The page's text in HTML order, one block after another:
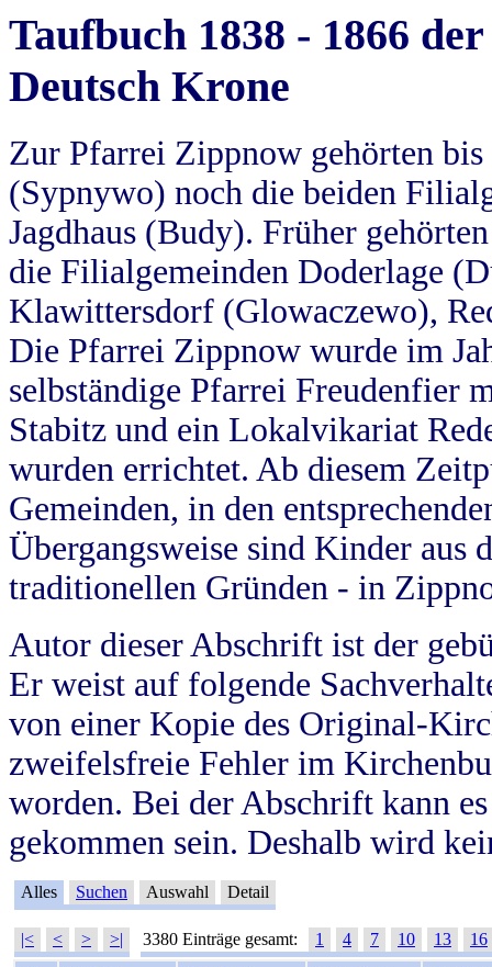
Taufbuch 1838 - 1866
Deutsch Krone
Zur Pfarrei Zippnow gehörten
(Sypnywo) noch die beiden
Jagdhaus (Budy). Früher
die Filialgemeinden Doderlage
Klawittersdorf (Glowaczewo),
Die Pfarrei Zippnow wurde im
selbständige Pfarrei Freudenfier
Stabitz und ein Lokalvikariat
wurden errichtet. Ab diesem
Gemeinden, in den
Übergangsweise sind Kinder aus
traditionellen Gründen - in
Autor dieser Abschrift ist der
Er weist auf folgende
von einer Kopie des Original-
zweifelsfreie Fehler im
worden. Bei der Abschrift kann
gekommen sein. Deshalb wird
Alles Suchen Auswahl Detail
|< < > >| 3380 Einträge gesamt: 1 4 7 10 13
16